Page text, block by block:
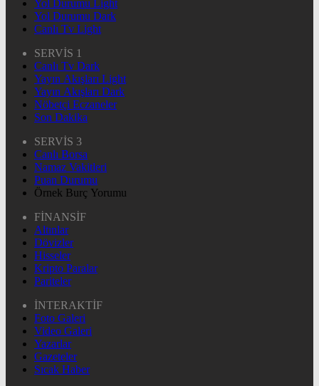
Yol Durumu Light
Yol Durumu Dark
Canlı Tv Light
SERVİS 1
Canlı Tv Dark
Yayın Akışları Light
Yayın Akışları Dark
Nöbetçi Eczaneler
Son Dakika
SERVİS 3
Canlı Borsa
Namaz Vakitleri
Puan Durumu
Örnek Burç Yorumu
FİNANSİF
Altınlar
Dövizler
Hisseler
Kripto Paralar
Pariteler
İNTERAKTİF
Foto Galeri
Video Galeri
Yazarlar
Gazeteler
Sıcak Haber